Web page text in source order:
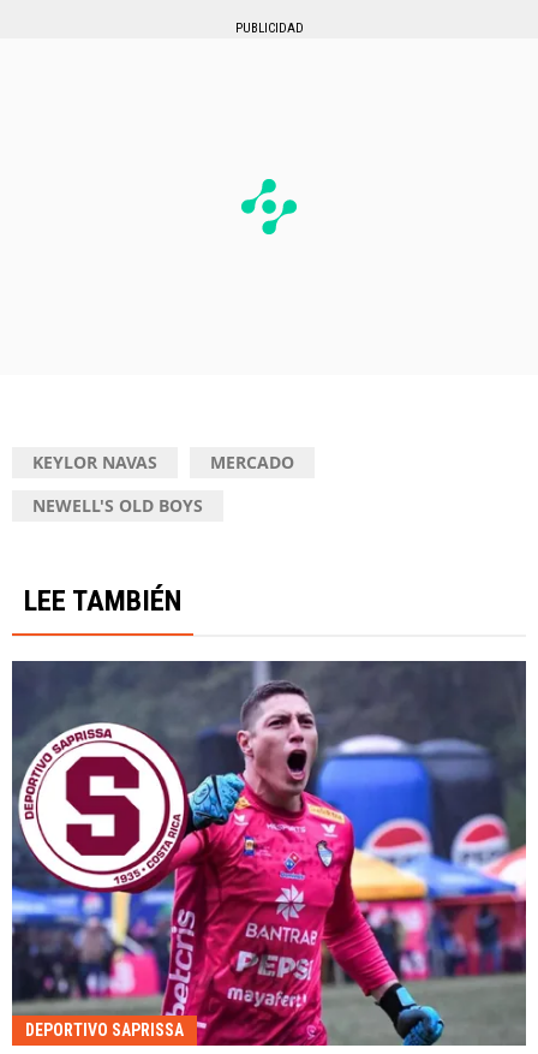
PUBLICIDAD
KEYLOR NAVAS
MERCADO
NEWELL'S OLD BOYS
LEE TAMBIÉN
DEPORTIVO SAPRISSA